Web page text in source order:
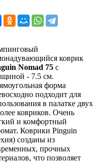
коврик
Nomad 75 с
- 7.5 см.
форма
подходит для
в палатке двух
ковриков. Очень
и комфортный
Коврики Pinguin
созданы из
прочных
что позволяет